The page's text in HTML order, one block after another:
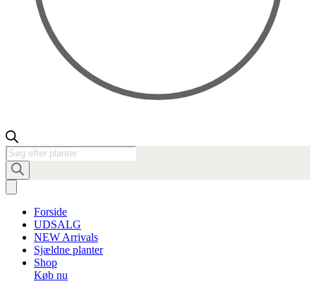
Products
search
Forside
UDSALG
NEW Arrivals
Sjældne planter
Shop
Køb nu